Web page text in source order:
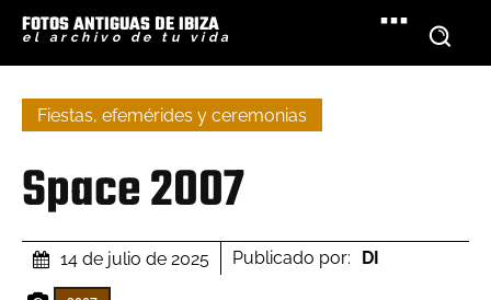
FOTOS ANTIGUAS DE IBIZA
el archivo de tu vida
Fiestas, efemérides y ceremonias
Space 2007
14 de julio de 2025 Publicado por: DI